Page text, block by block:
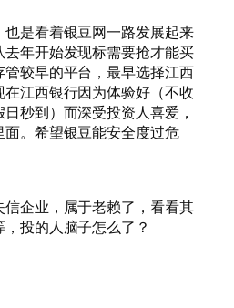
是看着银豆网一路发展起来
年开始发现标需要抢才能买
较早的平台，最早选择江西
江西银行因为体验好（不收
秒到）而深受投资人喜爱，
。希望银豆能安全度过危
企业，属于老赖了，看看其
投的人脑子怎么了？